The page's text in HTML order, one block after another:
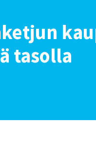
tasolla